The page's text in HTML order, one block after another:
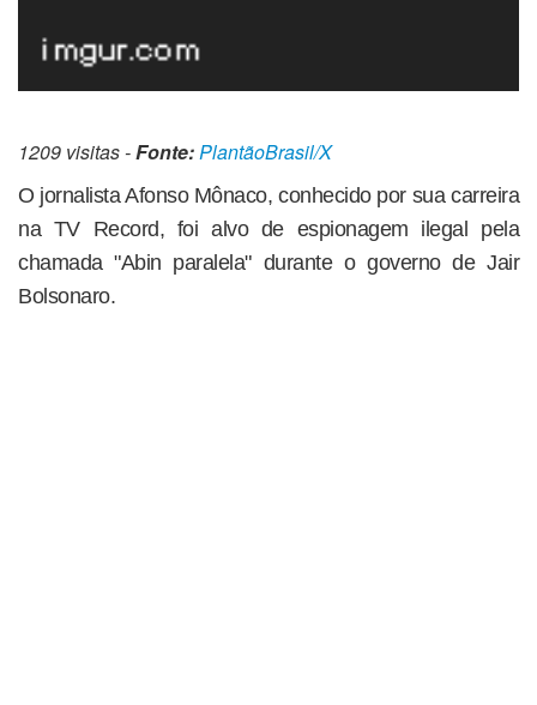
1209 visitas -Fonte:PlantãoBrasil/X
O jornalista Afonso Mônaco, conhecido por sua carreira
na TV Record, foi alvo de espionagem ilegal pela
chamada "Abin paralela" durante o governo de Jair
Bolsonaro.